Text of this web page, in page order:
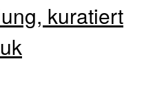
kuratiert